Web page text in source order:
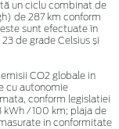
un ciclu combinat de
de 287 km conform
sunt efectuate în
de grade Celsius și
emisii CO2 globale in
cu autonomie
conform legislatiei
kWh /100 km; plaja de
in conformitate